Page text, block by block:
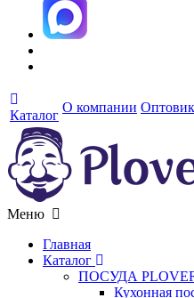
Каталог
О компании
Меню
Главная
Каталог
ПОСУДА
Кухонная